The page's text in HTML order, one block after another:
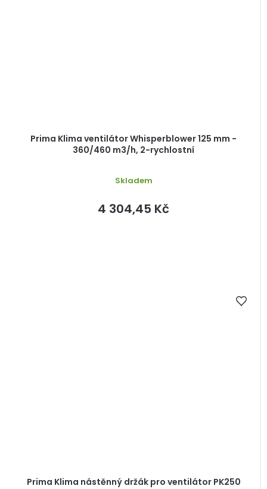
Prima Klima ventilátor Whisperblower 125 mm -
360/460 m3/h, 2-rychlostní
Skladem
4 304,45 Kč
Prima Klima nástěnný držák pro ventilátor PK250